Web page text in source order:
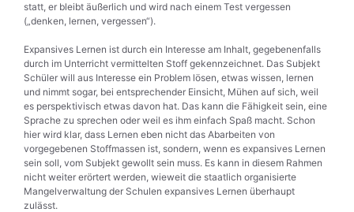
statt, er bleibt äußerlich und wird nach einem Test vergessen
(„denken, lernen, vergessen“).
Expansives Lernen ist durch ein Interesse am Inhalt, gegebenenfalls
durch im Unterricht vermittelten Stoff gekennzeichnet. Das Subjekt
Schüler will aus Interesse ein Problem lösen, etwas wissen, lernen
und nimmt sogar, bei entsprechender Einsicht, Mühen auf sich, weil
es perspektivisch etwas davon hat. Das kann die Fähigkeit sein, eine
Sprache zu sprechen oder weil es ihm einfach Spaß macht. Schon
hier wird klar, dass Lernen eben nicht das Abarbeiten von
vorgegebenen Stoffmassen ist, sondern, wenn es expansives Lernen
sein soll, vom Subjekt gewollt sein muss. Es kann in diesem Rahmen
nicht weiter erörtert werden, wieweit die staatlich organisierte
Mangelverwaltung der Schulen expansives Lernen überhaupt
zulässt.